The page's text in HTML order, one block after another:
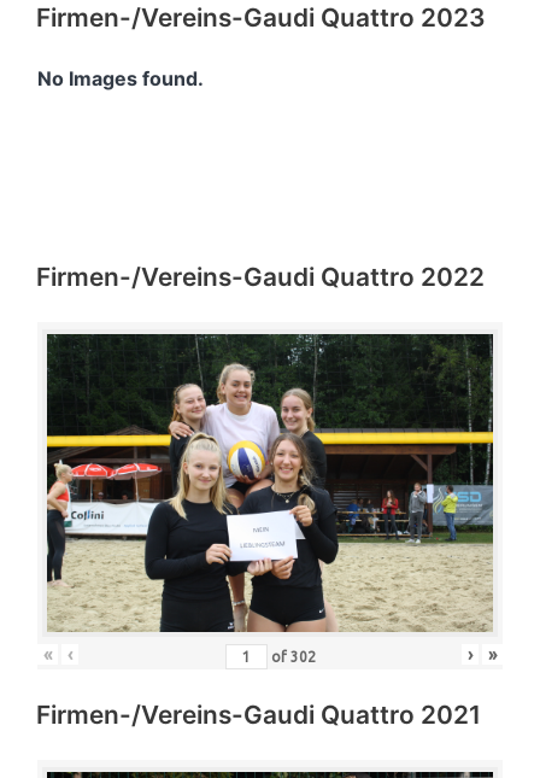
Firmen-/Vereins-Gaudi Quattro 2023
No Images found.
Firmen-/Vereins-Gaudi Quattro 2022
« ‹ of 302 › »
Firmen-/Vereins-Gaudi Quattro 2021